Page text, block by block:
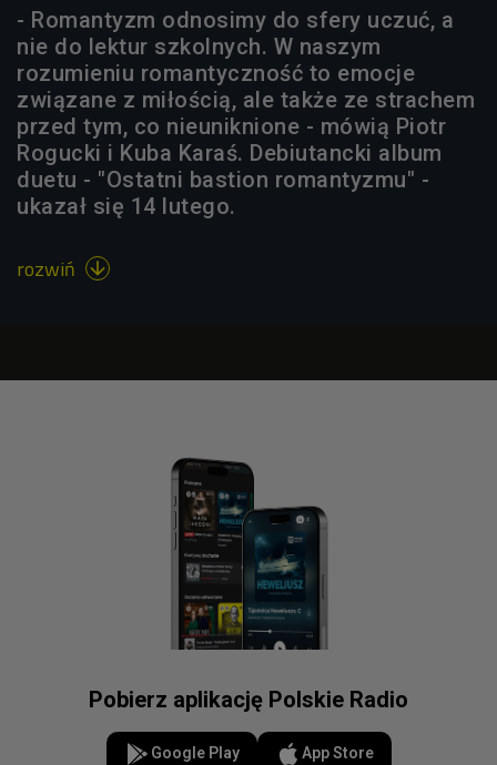
- Romantyzm odnosimy do sfery uczuć, a
nie do lektur szkolnych. W naszym
rozumieniu romantyczność to emocje
związane z miłością, ale także ze strachem
przed tym, co nieuniknione - mówią Piotr
Rogucki i Kuba Karaś. Debiutancki album
duetu - "Ostatni bastion romantyzmu" -
ukazał się 14 lutego.
rozwiń 
Pobierz aplikację Polskie Radio
Google Play App Store